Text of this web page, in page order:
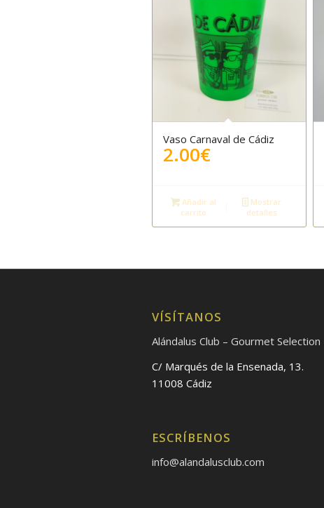
Vaso Carnaval de Cádiz
2.00€
Añadir al
carrito
Mostrar
detalles
VÍSÍTANOS
Alándalus Club – Gourmet Selection
C/ Marqués de la Ensenada, 13.
11008 Cádiz
ESCRÍBENOS
info@alandalusclub.com